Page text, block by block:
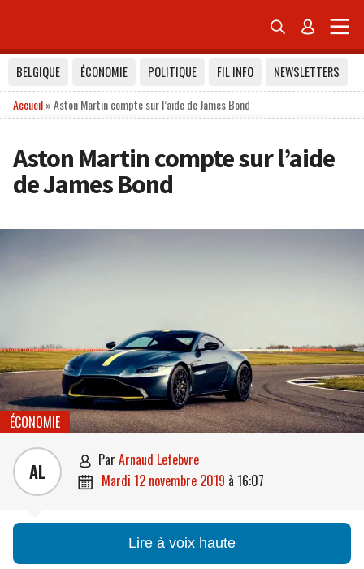
 
BELGIQUE ÉCONOMIE POLITIQUE FIL INFO
NEWSLETTERS
Accueil»Aston Martin compte sur l’aide de James Bond
Aston Martin compte sur l’aide
de James Bond
ÉCONOMIE
AL  par Arnaud Lefebvre
 mardi 12 novembre 2019 à 16:07
Lire à voix haute